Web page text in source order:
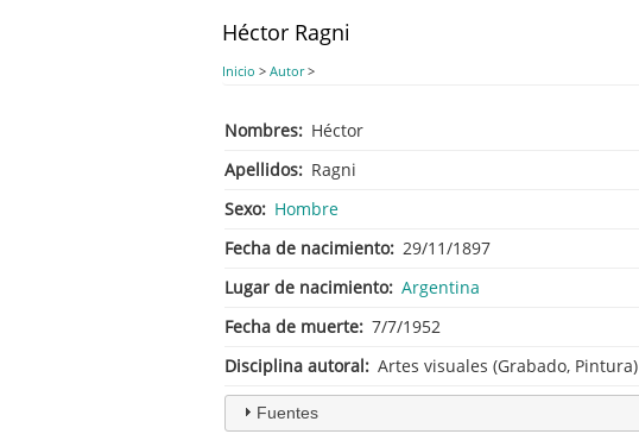
Héctor Ragni
Inicio > Autor>
Nombres
Héctor
Apellidos
Ragni
Sexo
Hombre
Fecha de nacimiento
29/11/1897
Lugar de nacimiento Argentina
Fecha de muerte 7/7/1952
Disciplina autoral
Artes visuales (Grabado, Pintura)
Fuentes